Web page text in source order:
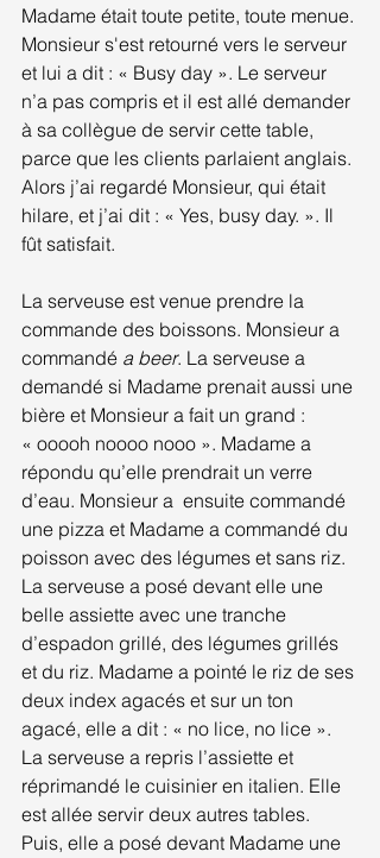
Madame était toute petite, toute menue.
Monsieur s'est retourné vers le serveur
et lui a dit : « Busy day ». Le serveur
n’a pas compris et il est allé demander
à sa collègue de servir cette table,
parce que les clients parlaient anglais.
Alors j’ai regardé Monsieur, qui était
hilare, et j’ai dit : « Yes, busy day. ». Il
fût satisfait.
La serveuse est venue prendre la
commande des boissons. Monsieur a
commandé a beer. La serveuse a
demandé si Madame prenait aussi une
bière et Monsieur a fait un grand :
« ooooh noooo nooo ». Madame a
répondu qu’elle prendrait un verre
d’eau. Monsieur a  ensuite commandé
une pizza et Madame a commandé du
poisson avec des légumes et sans riz.
La serveuse a posé devant elle une
belle assiette avec une tranche
d’espadon grillé, des légumes grillés
et du riz. Madame a pointé le riz de ses
deux index agacés et sur un ton
agacé, elle a dit : « no lice, no lice ».
La serveuse a repris l’assiette et
réprimandé le cuisinier en italien. Elle
est allée servir deux autres tables.
Puis, elle a posé devant Madame une